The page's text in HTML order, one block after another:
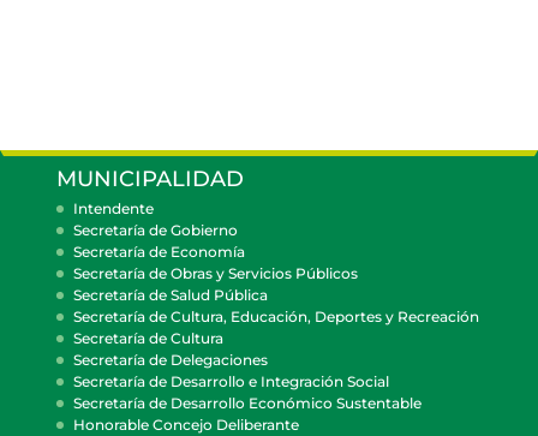
MUNICIPALIDAD
Intendente
Secretaría de Gobierno
Secretaría de Economía
Secretaría de Obras y Servicios Públicos
Secretaría de Salud Pública
Secretaría de Cultura, Educación, Deportes y Recreación
Secretaría de Cultura
Secretaría de Delegaciones
Secretaría de Desarrollo e Integración Social
Secretaría de Desarrollo Económico Sustentable
Honorable Concejo Deliberante